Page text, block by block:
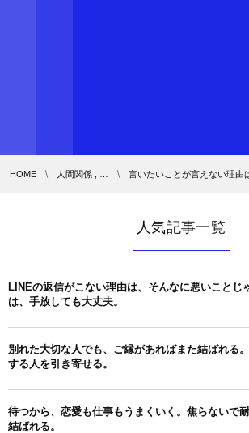
HOME 人間関係 , … 言いたいことが言えない理由
人気記事一覧
LINEの返信がこない理由は、そんなに悪いことじ
は、手放しても大丈夫。
別れた大切な人でも、ご縁があればまた結ばれる
する人を引き寄せる。
待つから、恋愛も仕事もうまくいく。焦らないで
結ばれる。